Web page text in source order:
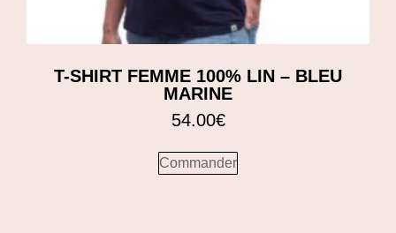
T-SHIRT FEMME 100% LIN – BLEU
MARINE
54.00€
Commander